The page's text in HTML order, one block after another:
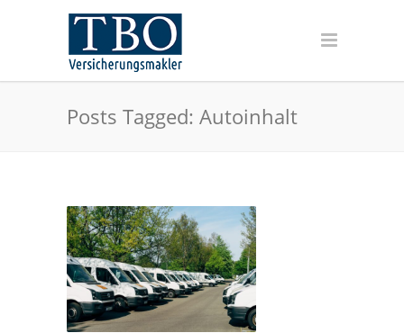
Posts Tagged: Autoinhalt